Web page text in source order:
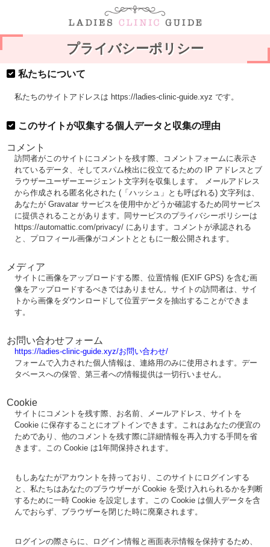
プライバシーポリシー
私たちについて
私たちのサイトアドレスは https://ladies-clinic-guide.xyz です。
このサイトが収集する個人データと収集の理由
コメント
訪問者がこのサイトにコメントを残す際、コメントフォームに表示さ
れているデータ、そしてスパム検出に役立てるための IP アドレスとブ
ラウザーユーザーエージェント文字列を収集します。 メールアドレス
から作成される匿名化された (「ハッシュ」とも呼ばれる) 文字列は、
あなたが Gravatar サービスを使用中かどうか確認するため同サービス
に提供されることがあります。同サービスのプライバシーポリシーは
https://automattic.com/privacy/ にあります。コメントが承認される
と、プロフィール画像がコメントとともに一般公開されます。
メディア
サイトに画像をアップロードする際、位置情報 (EXIF GPS) を含む画
像をアップロードするべきではありません。サイトの訪問者は、サイ
トから画像をダウンロードして位置データを抽出することができま
す。
お問い合わせフォーム
https://ladies-clinic-guide.xyz/お問い合わせ/
フォームで入力された個人情報は、連絡用のみに使用されます。デー
タベースへの保管、第三者への情報提供は一切行いません。
Cookie
サイトにコメントを残す際、お名前、メールアドレス、サイトを
Cookie に保存することにオプトインできます。これはあなたの便宜の
ためであり、他のコメントを残す際に詳細情報を再入力する手間を省
きます。この Cookie は1年間保持されます。
もしあなたがアカウントを持っており、このサイトにログインする
と、私たちはあなたのブラウザーが Cookie を受け入れられるかを判断
するために一時 Cookie を設定します。この Cookie は個人データを含
んでおらず、ブラウザーを閉じた時に廃棄されます。
ログインの際さらに、ログイン情報と画面表示情報を保持するため、